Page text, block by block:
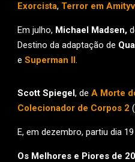
Exorcista, Terror em
Em julho, Michael Madsen,
Destino da adaptação de
e Superman II.
Scott Spiegel, de A Morte
Colecionador de Corpos 2
E, em dezembro, partiu dia
Os Melhores e Piores de